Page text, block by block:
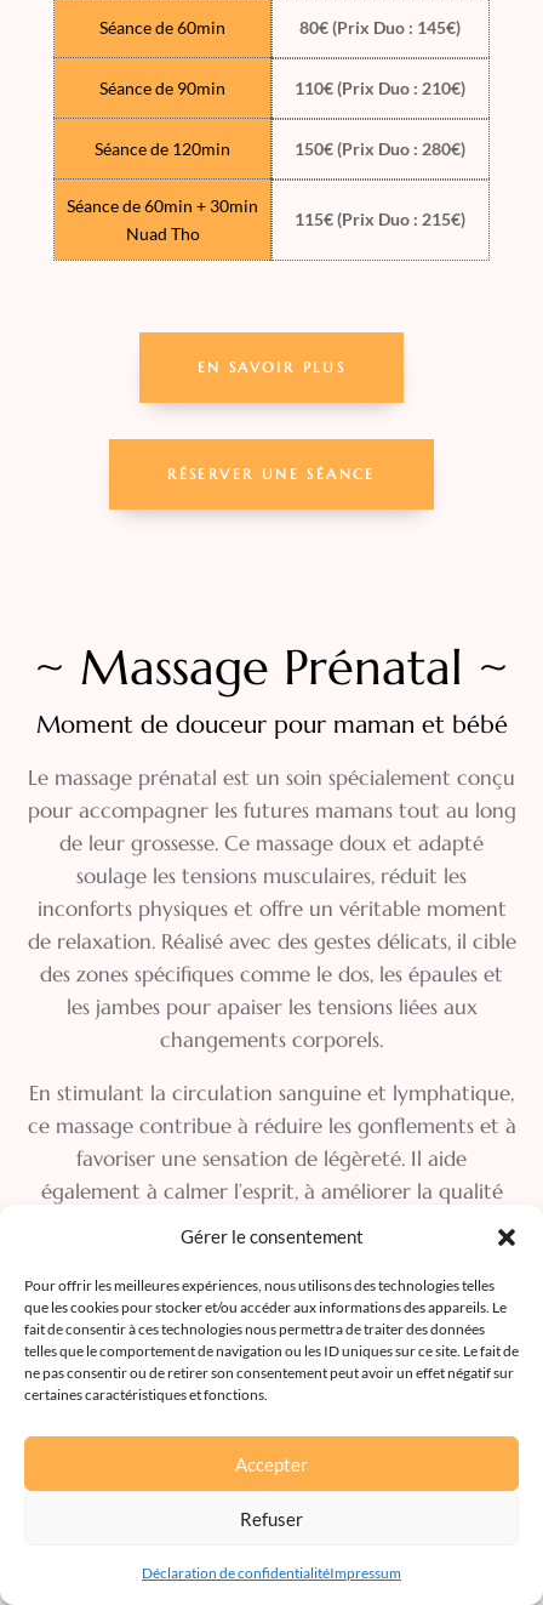
Gérer le consentement
Pour offrir les meilleures expériences, nous utilisons des technologies telles
que les cookies pour stocker et/ou accéder aux informations des appareils. Le
fait de consentir à ces technologies nous permettra de traiter des données
telles que le comportement de navigation ou les ID uniques sur ce site. Le fait de
ne pas consentir ou de retirer son consentement peut avoir un effet négatif sur
certaines caractéristiques et fonctions.
Accepter
Refuser
Déclaration de confidentialitéImpressum
Séance de 60min
Séance de 90min
Séance de 120min
Séance de 60min + 30min
Nuad Tho
80€ (Prix Duo : 145€)
110€ (Prix Duo : 210€)
150€ (Prix Duo : 280€)
115€ (Prix Duo : 215€)
EN SAVOIR PLUS
RÉSERVER UNE SÉANCE
~ Massage Prénatal ~
Moment de douceur pour maman et bébé
Le massage prénatal est un soin spécialement conçu
pour accompagner les futures mamans tout au long
de leur grossesse. Ce massage doux et adapté
soulage les tensions musculaires, réduit les
inconforts physiques et offre un véritable moment
de relaxation. Réalisé avec des gestes délicats, il cible
des zones spécifiques comme le dos, les épaules et
les jambes pour apaiser les tensions liées aux
changements corporels.
En stimulant la circulation sanguine et lymphatique,
ce massage contribue à réduire les gonflements et à
favoriser une sensation de légèreté. Il aide
également à calmer l’esprit, à améliorer la qualité
du sommeil et à renforcer la connexion entre la
sérénité et de bien-être dans un cadre bienveillant,
spécialement pensé pour vous et votre enfant à
naître.